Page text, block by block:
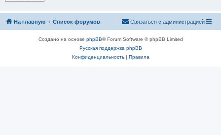
На главную Список форумов Связаться с администрацией
Создано на основе phpBB® Forum Software © phpBB Limited
Русская поддержка phpBB
Конфиденциальность| Правила